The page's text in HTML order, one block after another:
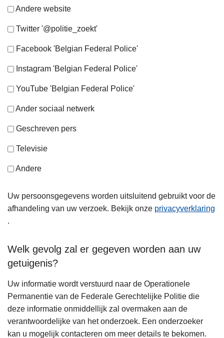
Andere website
Twitter '@politie_zoekt'
Facebook 'Belgian Federal Police'
Instagram 'Belgian Federal Police'
YouTube 'Belgian Federal Police'
Ander sociaal netwerk
Geschreven pers
Televisie
Andere
Uw persoonsgegevens worden uitsluitend gebruikt voor de
afhandeling van uw verzoek. Bekijk onze privacyverklaring
.
Welk gevolg zal er gegeven worden aan uw
getuigenis?
Uw informatie wordt verstuurd naar de Operationele
Permanentie van de Federale Gerechtelijke Politie die
deze informatie onmiddellijk zal overmaken aan de
verantwoordelijke van het onderzoek. Een onderzoeker
kan u mogelijk contacteren om meer details te bekomen.